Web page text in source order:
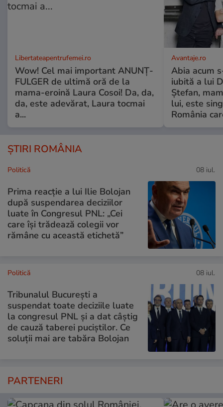
Libertateapentrufemei.ro
Wow! Cel mai important ANUNȚ-
FULGER de ultimă oră de la
mama-eroină Laura Cosoi! Da, da,
da, este adevărat, Laura tocmai
a...
Avantaje.ro
Abia acum
iubită a lui
Ștefan,
lui, este
România
ȘTIRI ROMÂNIA
Politică 08 iul.
Prima reacție a lui Ilie Bolojan
după suspendarea deciziilor
luate în Congresul PNL: „Cei
care își trădează colegii vor
rămâne cu această etichetă”
Politică 08 iul.
Tribunalul București a
suspendat toate deciziile luate
la congresul PNL și a dat câștig
de cauză taberei puciștilor. Ce
soluții mai are tabăra Bolojan
PARTENERI